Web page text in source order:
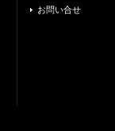
お問い合せ